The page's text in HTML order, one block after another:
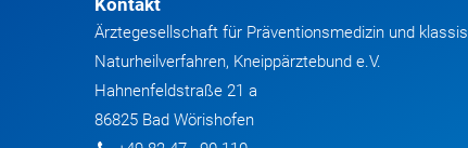
Ärztegesellschaft für Präventionsmedizin und
Naturheilverfahren, Kneippärztebund e.V.
Hahnenfeldstraße 21 a
86825 Bad Wörishofen